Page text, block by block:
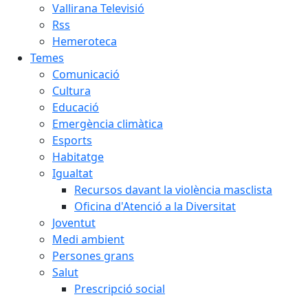
Vallirana Televisió
Rss
Hemeroteca
Temes
Comunicació
Cultura
Educació
Emergència climàtica
Esports
Habitatge
Igualtat
Recursos davant la violència masclista
Oficina d'Atenció a la Diversitat
Joventut
Medi ambient
Persones grans
Salut
Prescripció social